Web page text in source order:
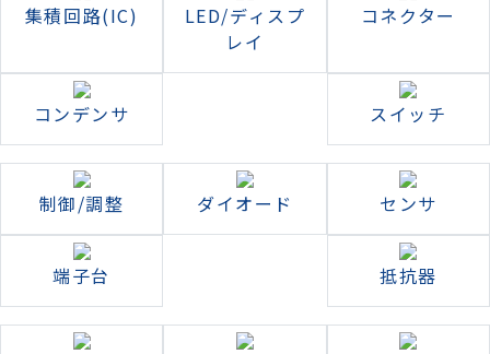
集積回路(IC)
LED/ディスプ
レイ
コネクター
コンデンサ スイッチ
制御/調整 ダイオード センサ
端子台 抵抗器